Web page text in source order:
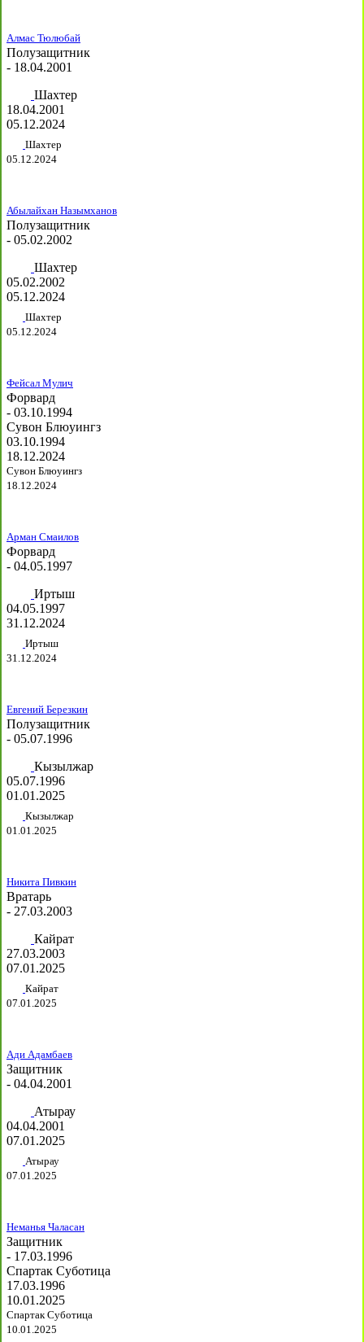
Алмас Тюлюбай
Полузащитник
- 18.04.2001
Шахтер
18.04.2001
05.12.2024
Шахтер
05.12.2024
Абылайхан Назымханов
Полузащитник
- 05.02.2002
Шахтер
05.02.2002
05.12.2024
Шахтер
05.12.2024
Фейсал Мулич
Форвард
- 03.10.1994
Сувон Блюуингз
03.10.1994
18.12.2024
Сувон Блюуингз
18.12.2024
Арман Смаилов
Форвард
- 04.05.1997
Иртыш
04.05.1997
31.12.2024
Иртыш
31.12.2024
Евгений Березкин
Полузащитник
- 05.07.1996
Кызылжар
05.07.1996
01.01.2025
Кызылжар
01.01.2025
Никита Пивкин
Вратарь
- 27.03.2003
Кайрат
27.03.2003
07.01.2025
Кайрат
07.01.2025
Ади Адамбаев
Защитник
- 04.04.2001
Атырау
04.04.2001
07.01.2025
Атырау
07.01.2025
Неманья Чаласан
Защитник
- 17.03.1996
Спартак Суботица
17.03.1996
10.01.2025
Спартак Суботица
10.01.2025